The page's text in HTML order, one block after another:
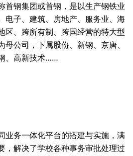
首钢集团或首钢，是以生产钢铁业
电子、建筑、房地产、服务业、海
区、跨所有制、跨国经营的特大型
公司，下属股份、新钢、京唐、
、高新技术……
业务一体化平台的搭建与实施，满
，解决了学校各种事务审批处理过